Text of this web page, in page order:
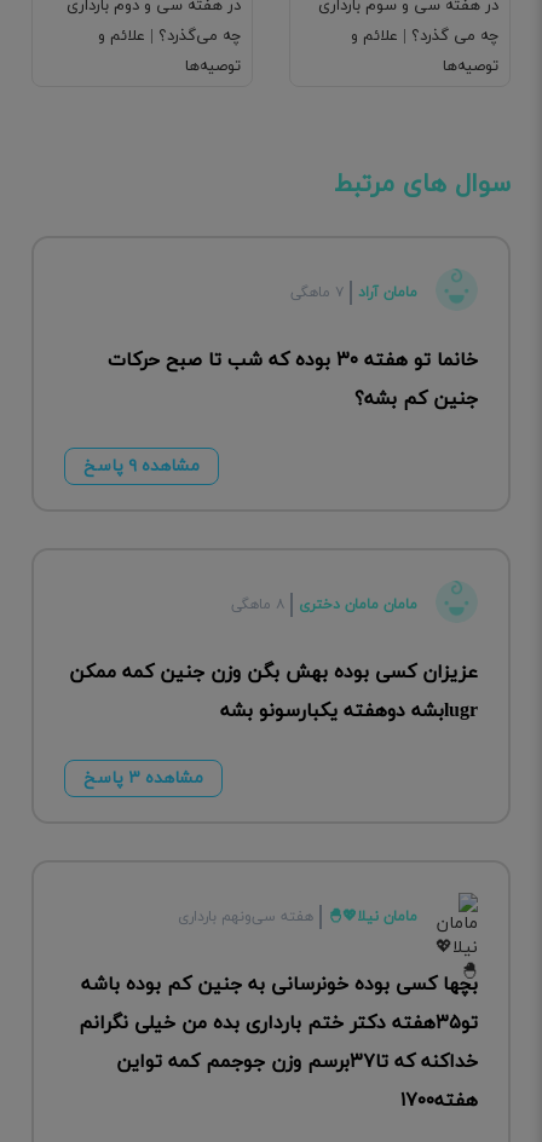
در هفته سی و دوم بارداری
چه می‌گذرد؟ | علائم و
توصیه‌ها
در هفته سی و سوم بارداری
چه می گذرد؟ | علائم و
توصیه‌ها
سوال های مرتبط
مامان آراد ۷ ماهگی
خانما تو هفته ۳۰ بوده که شب تا صبح حرکات
جنین کم بشه؟
مشاهده ۹ پاسخ
مامان مامان دختری ۸ ماهگی
عزیزان کسی بوده بهش بگن وزن جنین کمه ممکن
lugrبشه دوهفته یکبارسونو بشه
مشاهده ۳ پاسخ
مامان نیلا💖🐣 هفته سی‌ونهم بارداری
بچها کسی بوده خونرسانی به جنین کم بوده باشه
تو۳۵هفته دکتر ختم بارداری بده من خیلی نگرانم
خداکنه که تا۳۷برسم وزن جوجمم کمه تواین
هفته۱۷۰۰